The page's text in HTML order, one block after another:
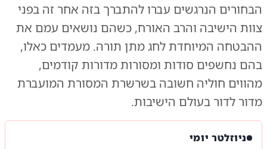
הבחורים הנרגשים עברו להתברך בזה אחר זה בפני
צוות הישיבה והרב האורח, כשהם נושאים עמם את
ההבטחה המיוחדת לחג מתן תורה. מעמדים כאלו,
בהם נחשפים סודות ומסורות מדורות קודמים,
מהווים חוליה חשובה בשרשרת המסורת המועברת
מדור לדור בעולם הישיבות.
ניוזלטר יומי